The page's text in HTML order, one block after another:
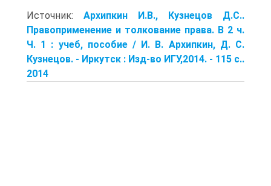
Источник: Архипкин И.В., Кузнецов Д.С..
Правоприменение и толкование права. В 2 ч.
Ч. 1 : учеб, пособие / И. В. Архипкин, Д. С.
Кузнецов. - Ир­кутск : Изд-во ИГУ,2014. - 115 с..
2014